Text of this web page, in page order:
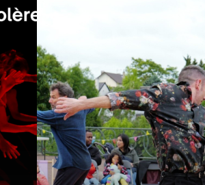
Y
B
A
C
K
-
T
O
-